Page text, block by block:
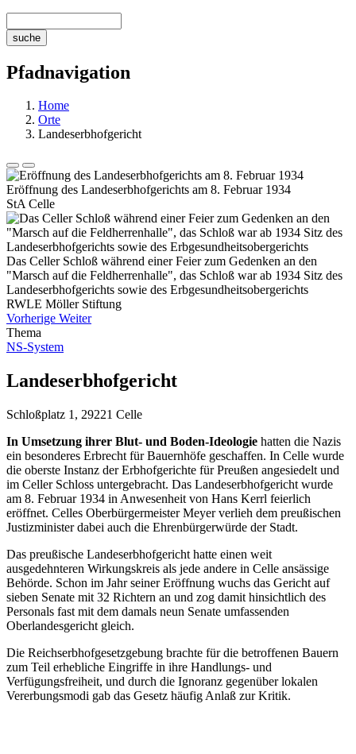
Pfadnavigation
Home
Orte
Landeserbhofgericht
Eröffnung des Landeserbhofgerichts am 8. Februar 1934
StA Celle
Das Celler Schloß während einer Feier zum Gedenken an den
"Marsch auf die Feldherrenhalle", das Schloß war ab 1934 Sitz des
Landeserbhofgerichts sowie des Erbgesundheitsobergerichts
RWLE Möller Stiftung
Vorherige Weiter
Thema
NS-System
Landeserbhofgericht
Schloßplatz 1, 29221 Celle
In Umsetzung ihrer Blut- und Boden-Ideologie hatten die Nazis
ein besonderes Erbrecht für Bauernhöfe geschaffen. In Celle wurde
die oberste Instanz der Erbhofgerichte für Preußen angesiedelt und
im Celler Schloss untergebracht. Das Landeserbhofgericht wurde
am 8. Februar 1934 in Anwesenheit von Hans Kerrl feierlich
eröffnet. Celles Oberbürgermeister Meyer verlieh dem preußischen
Justizminister dabei auch die Ehrenbürgerwürde der Stadt.
Das preußische Landeserbhofgericht hatte einen weit
ausgedehnteren Wirkungskreis als jede andere in Celle ansässige
Behörde. Schon im Jahr seiner Eröffnung wuchs das Gericht auf
sieben Senate mit 32 Richtern an und zog damit hinsichtlich des
Personals fast mit dem damals neun Senate umfassenden
Oberlandesgericht gleich.
Die Reichserbhofgesetzgebung brachte für die betroffenen Bauern
zum Teil erhebliche Eingriffe in ihre Handlungs- und
Verfügungsfreiheit, und durch die Ignoranz gegenüber lokalen
Vererbungsmodi gab das Gesetz häufig Anlaß zur Kritik.